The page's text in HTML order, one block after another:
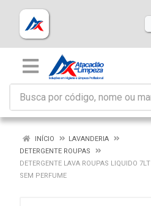
INÍCIO
LAVANDERIA
DETERGENTE ROUPAS
DETERGENTE LAVA ROUPAS LIQUIDO
SEM PERFUME